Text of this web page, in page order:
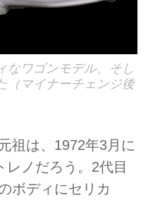
なワゴンモデル、そし
（マイナーチェンジ後
祖は、1972年3月に
ノだろう。2代目
ボディにセリカ